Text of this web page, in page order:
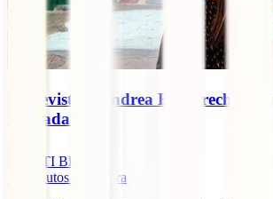
Entrevista a Andrea Bergareche del
Nómada”
IATI Blog
minutos de lectura